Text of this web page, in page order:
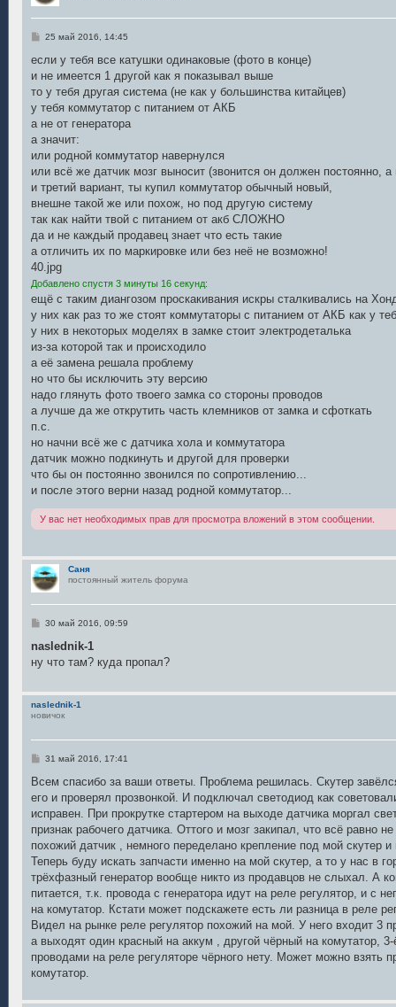
С
о
щ
е
н
и
е
25 май 2016, 14:45
если у тебя все катушки одинаковые (фото в конце)
и не имеется 1 другой как я показывал выше
то у тебя другая система (не как у большинства китайцев)
у тебя коммутатор с питанием от АКБ
а не от генератора
а значит:
или родной коммутатор навернулся
или всё же датчик мозг выносит (звонится он должен постоянно, а
и третий вариант, ты купил коммутатор обычный новый,
внешне такой же или похож, но под другую систему
так как найти твой с питанием от акб СЛОЖНО
да и не каждый продавец знает что есть такие
а отличить их по маркировке или без неё не возможно!
40.jpg
Добавлено спустя 3 минуты 16 секунд:
ещё с таким диангозом проскакивания искры сталкивались на
у них как раз то же стоят коммутаторы с питанием от АКБ как у
у них в некоторых моделях в замке стоит электродеталька
из-за которой так и происходило
а её замена решала проблему
но что бы исключить эту версию
надо глянуть фото твоего замка со стороны проводов
а лучше да же открутить часть клемников от замка и сфоткать
п.с.
но начни всё же с датчика хола и коммутатора
датчик можно подкинуть и другой для проверки
что бы он постоянно звонился по сопротивлению...
и после этого верни назад родной коммутатор...
У вас нет необходимых прав для просмотра вложений в этом сообщении.
Саня
постоянный житель форума
С
о
щ
и
е
30 май 2016, 09:59
naslednik-1
ну что там? куда пропал?
naslednik-1
новичок
С
о
щ
е
и
е
31 май 2016, 17:41
Всем спасибо за ваши ответы. Проблема решилась. Скутер
его и проверял прозвонкой. И подключал светодиод как
исправен. При прокрутке стартером на выходе датчика моргал
признак рабочего датчика. Оттого и мозг закипал, что всё равно
похожий датчик , немного переделано крепление под мой скутер
Теперь буду искать запчасти именно на мой скутер, а то у нас в
трёхфазный генератор вообще никто из продавцов не слыхал. А
питается, т.к. провода с генератора идут на реле регулятор, и с
на комутатор. Кстати может подскажете есть ли разница в реле
Видел на рынке реле регулятор похожий на мой. У него входит 3
а выходят один красный на аккум , другой чёрный на комутатор,
проводами на реле регуляторе чёрного нету. Может можно взять
комутатор.